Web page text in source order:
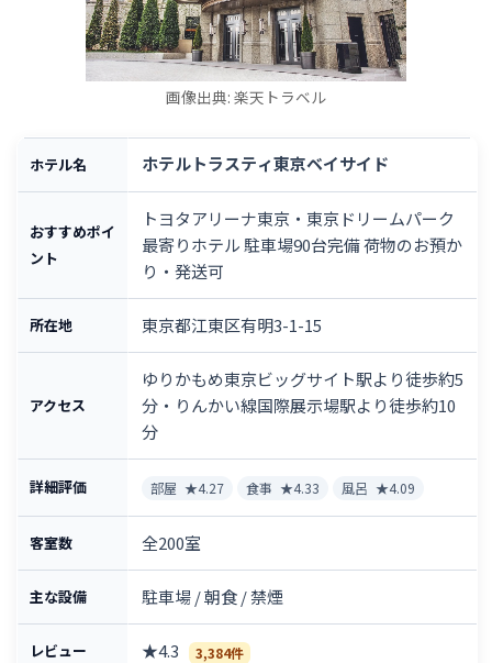
画像出典: 楽天トラベル
ホテル名 ホテルトラスティ東京ベイサイド
おすすめポイ
ント
トヨタアリーナ東京・東京ドリームパーク
最寄りホテル 駐車場90台完備 荷物のお預か
り・発送可
所在地 東京都江東区有明3-1-15
アクセス
ゆりかもめ東京ビッグサイト駅より徒歩約5
分・りんかい線国際展示場駅より徒歩約10
分
詳細評価 部屋 ★4.27 食事 ★4.33 風呂 ★4.09
客室数 全200室
主な設備 駐車場 / 朝食 / 禁煙
レビュー ★4.3 3,384件